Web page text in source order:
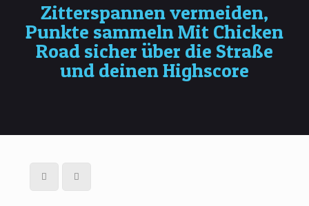
Zitterspannen vermeiden,
Punkte sammeln Mit Chicken
Road sicher über die Straße
und deinen Highscore